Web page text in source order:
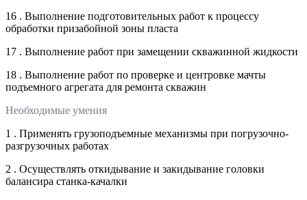
16 . Выполнение подготовительных работ к процессу
обработки призабойной зоны пласта
17 . Выполнение работ при замещении скважинной жидкости
18 . Выполнение работ по проверке и центровке мачты
подъемного агрегата для ремонта скважин
Необходимые умения
1 . Применять грузоподъемные механизмы при погрузочно-
разгрузочных работах
2 . Осуществлять откидывание и закидывание головки
балансира станка-качалки